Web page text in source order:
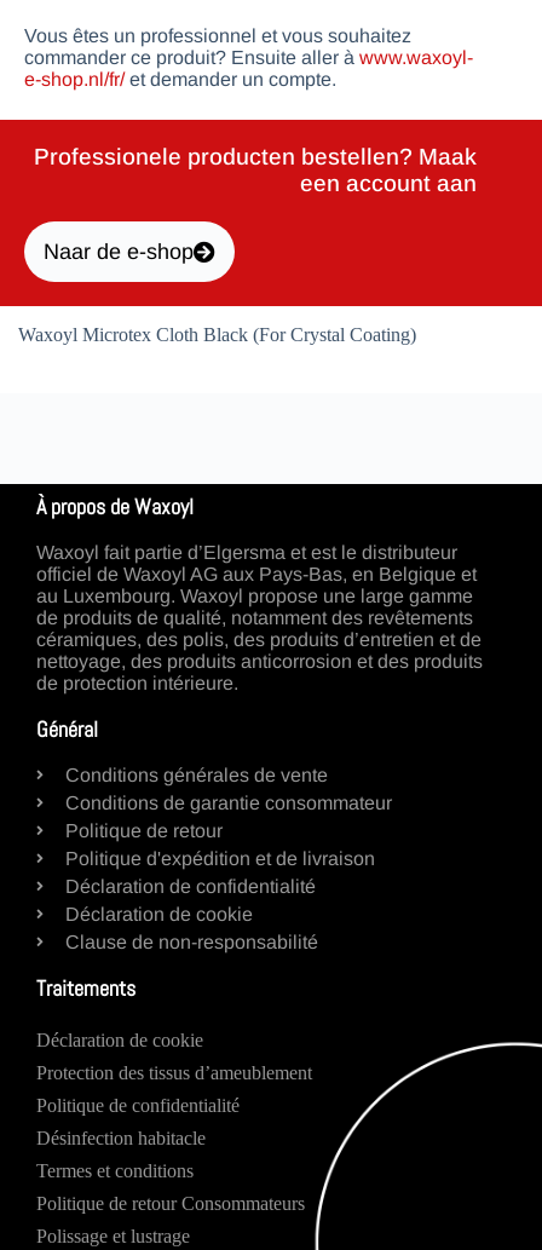
Vous êtes un professionnel et vous souhaitez
commander ce produit? Ensuite aller à www.waxoyl-
e-shop.nl/fr/et demander un compte.
Professionele producten bestellen? Maak
een account aan
Naar de e-shop
Waxoyl Microtex Cloth Black (For Crystal Coating)
À propos de Waxoyl
Waxoyl fait partie d’Elgersma et est le distributeur
officiel de Waxoyl AG aux Pays-Bas, en Belgique et
au Luxembourg. Waxoyl propose une large gamme
de produits de qualité, notamment des revêtements
céramiques, des polis, des produits d’entretien et de
nettoyage, des produits anticorrosion et des produits
de protection intérieure.
Général
Conditions générales de vente
Conditions de garantie consommateur
Politique de retour
Politique d'expédition et de livraison
Déclaration de confidentialité
Déclaration de cookie
Clause de non-responsabilité
Traitements
Déclaration de cookie
Protection des tissus d’ameublement
Politique de confidentialité
Désinfection habitacle
Termes et conditions
Politique de retour Consommateurs
Polissage et lustrage